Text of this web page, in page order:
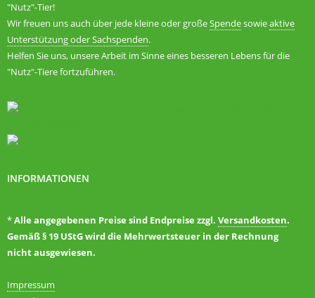
"Nutz"-Tier!
Wir freuen uns auch über jede kleine oder großeSpendesowieaktive
Unterstützung oder Sachspenden.
Helfen Sie uns, unsere Arbeit im Sinne eines besseren Lebens für die
"Nutz"-Tiere fortzuführen.
INFORMATIONEN
*Alle angegebenen Preise sind Endpreise zzgl. Versandkosten.
Gemäß § 19 UStG wird die Mehrwertsteuer in der Rechnung
nicht ausgewiesen.
Impressum